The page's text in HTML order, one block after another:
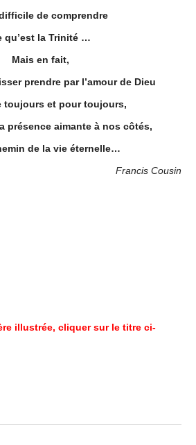
de comprendre
qu’est la Trinité …
Mais en fait,
prendre par l’amour de Dieu
toujours et pour toujours,
présence aimante à nos côtés,
de la vie éternelle…
Francis Cousin
illustrée, cliquer sur le titre ci-